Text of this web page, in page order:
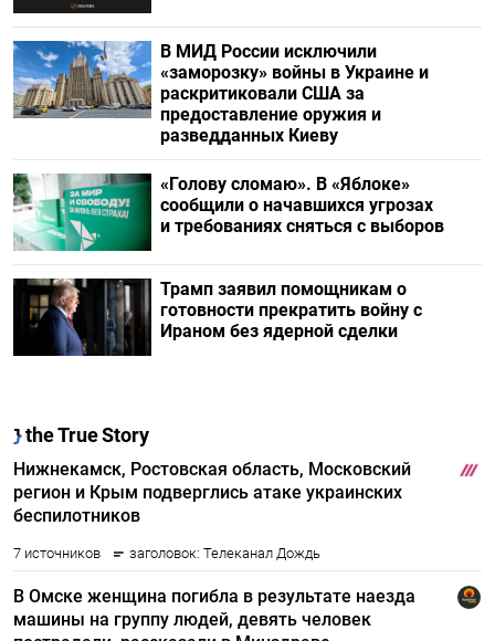
В МИД России исключили
«заморозку» войны в Украине и
раскритиковали США за
предоставление оружия и
разведданных Киеву
«Голову сломаю». В «Яблоке»
сообщили о начавшихся угрозах
и требованиях сняться с выборов
Трамп заявил помощникам о
готовности прекратить войну с
Ираном без ядерной сделки